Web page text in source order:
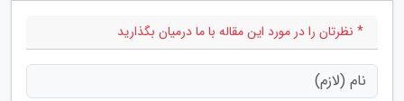
* نظرتان را در مورد این مقاله با ما درمیان بگذارید